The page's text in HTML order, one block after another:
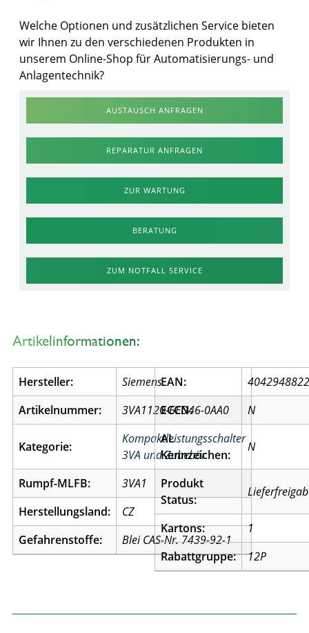
Welche Optionen und zusätzlichen Service bieten
wir Ihnen zu den verschiedenen Produkten in
unserem Online-Shop für Automatisierungs- und
Anlagentechnik?
AUSTAUSCH ANFRAGEN
REPARATUR ANFRAGEN
ZUR WARTUNG
BERATUNG
ZUM NOTFALL SERVICE
Artikelinformationen:
Hersteller:
Siemens
Artikelnummer:
3VA1120-6ED46-0AA0
Kategorie:
Kompaktleistungsschalter
3VA und Zubehör
Rumpf-MLFB:
3VA1
Herstellungsland:
CZ
Gefahrenstoffe:
Blei CAS-Nr. 7439-92-1
EAN:
ECCN:
N
AL
Kennzeichen:
N
Produkt
Status:
Kartons:
1
Rabattgruppe:
12P